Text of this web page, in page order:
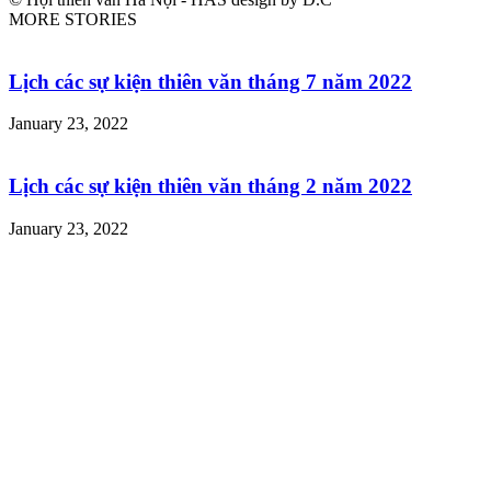
MORE STORIES
Lịch các sự kiện thiên văn tháng 7 năm 2022
January 23, 2022
Lịch các sự kiện thiên văn tháng 2 năm 2022
January 23, 2022